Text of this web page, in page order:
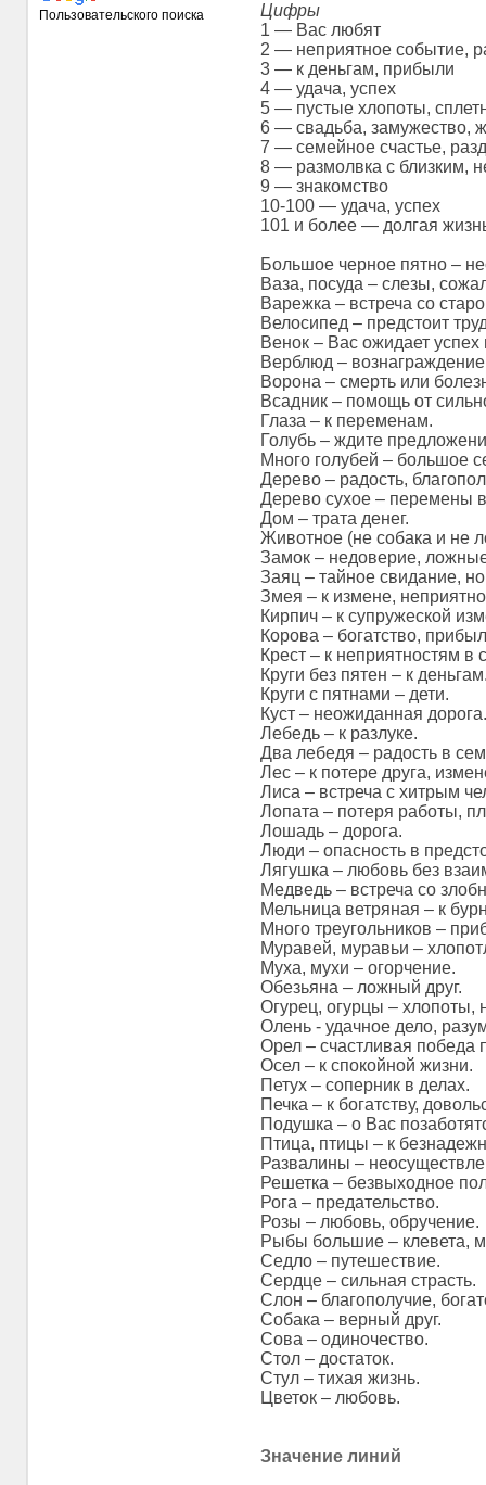
Пользовательского поиска
Цифры
1 — Вас любят
2 — неприятное событие,
3 — к деньгам, прибыли
4 — удача, успех
5 — пустые хлопоты,
6 — свадьба, замужество,
7 — семейное счастье,
8 — размолвка с близким,
9 — знакомство
10-100 — удача, успех
101 и более — долгая
Большое черное пятно –
Ваза, посуда – слезы,
Варежка – встреча со
Велосипед – предстоит
Венок – Вас ожидает успех
Верблюд –
Ворона – смерть или
Всадник – помощь от
Глаза – к переменам.
Голубь – ждите
Много голубей – большое
Дерево – радость,
Дерево сухое – перемены
Дом – трата денег.
Животное (не собака и не
Замок – недоверие,
Заяц – тайное свидание,
Змея – к измене,
Кирпич – к супружеской
Корова – богатство,
Крест – к неприятностям в
Круги без пятен – к
Круги с пятнами – дети.
Куст – неожиданная дорога.
Лебедь – к разлуке.
Два лебедя – радость в
Лес – к потере друга,
Лиса – встреча с хитрым
Лопата – потеря работы,
Лошадь – дорога.
Люди – опасность в
Лягушка – любовь без
Медведь – встреча со
Мельница ветряная – к
Много треугольников –
Муравей, муравьи –
Муха, мухи – огорчение.
Обезьяна – ложный друг.
Огурец, огурцы – хлопоты,
Олень - удачное дело,
Орел – счастливая победа
Осел – к спокойной жизни.
Петух – соперник в делах.
Печка – к богатству,
Подушка – о Вас
Птица, птицы – к
Развалины –
Решетка – безвыходное
Рога – предательство.
Розы – любовь, обручение.
Рыбы большие – клевета,
Седло – путешествие.
Сердце – сильная страсть.
Слон – благополучие,
Собака – верный друг.
Сова – одиночество.
Стол – достаток.
Стул – тихая жизнь.
Цветок – любовь.
Значение линий